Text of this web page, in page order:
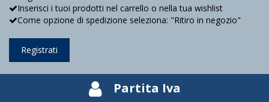
Inserisci i tuoi prodotti nel carrello o nella tua wishlist
Come opzione di spedizione seleziona: "Ritiro in negozio"
Registrati
Partita Iva